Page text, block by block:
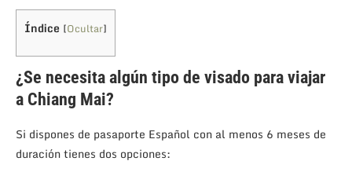
Índice [Ocultar]
¿Se necesita algún tipo de visado para viajar
a Chiang Mai?
Si dispones de pasaporte Español con al menos 6 meses de
duración tienes dos opciones: